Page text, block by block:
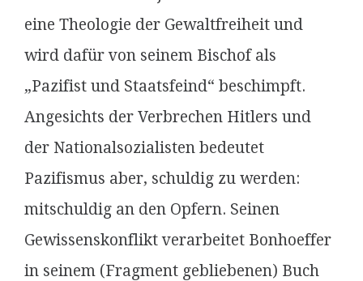
eine Theologie der Gewaltfreiheit und
wird dafür von seinem Bischof als
„Pazifist und Staatsfeind“ beschimpft.
Angesichts der Verbrechen Hitlers und
der Nationalsozialisten bedeutet
Pazifismus aber, schuldig zu werden:
mitschuldig an den Opfern. Seinen
Gewissenskonflikt verarbeitet Bonhoeffer
in seinem (Fragment gebliebenen) Buch